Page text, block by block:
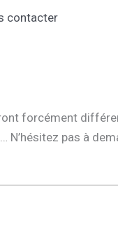
contacter
forcément
pas à